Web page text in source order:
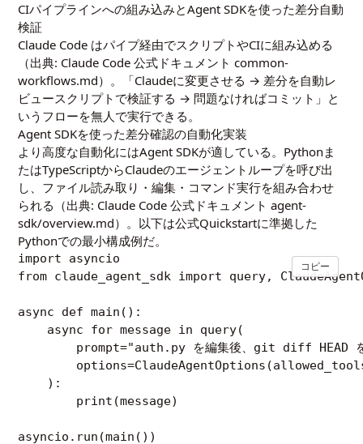
CIパイプラインへの組み込みとAgent SDKを使った差分自動
検証
Claude Code はパイプ経由でスクリプトやCIに組み込める
（出典: Claude Code 公式ドキュメント common-
workflows.md）。「Claudeに変更させる → 差分を自動レ
ビュースクリプトで検証する → 問題なければコミット」と
いうフローを無人で実行できる。
Agent SDKを使った差分確認の自動化実装
より高度な自動化にはAgent SDKが適している。Pythonま
たはTypeScriptからClaudeのエージェントループを呼び出
し、ファイル読み取り・編集・コマンド実行を組み合わせ
られる（出典: Claude Code 公式ドキュメント agent-
sdk/overview.md）。以下は公式Quickstartに準拠した
Pythonでの最小構成例だ。
import asyncio
from claude_agent_sdk import query,
async def main():
    async for message in query(
prompt="auth.py を編集後、git diff HEAD を
    ):
        print(message)
コピー